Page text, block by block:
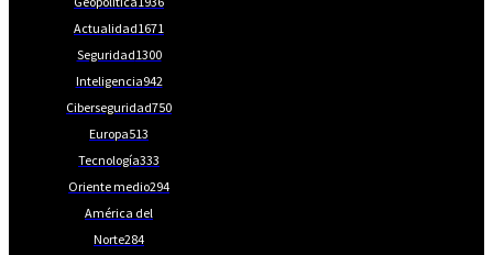
Actualidad1671
Seguridad1300
Inteligencia942
Ciberseguridad750
Europa513
Tecnología333
Oriente medio294
América del
Norte284